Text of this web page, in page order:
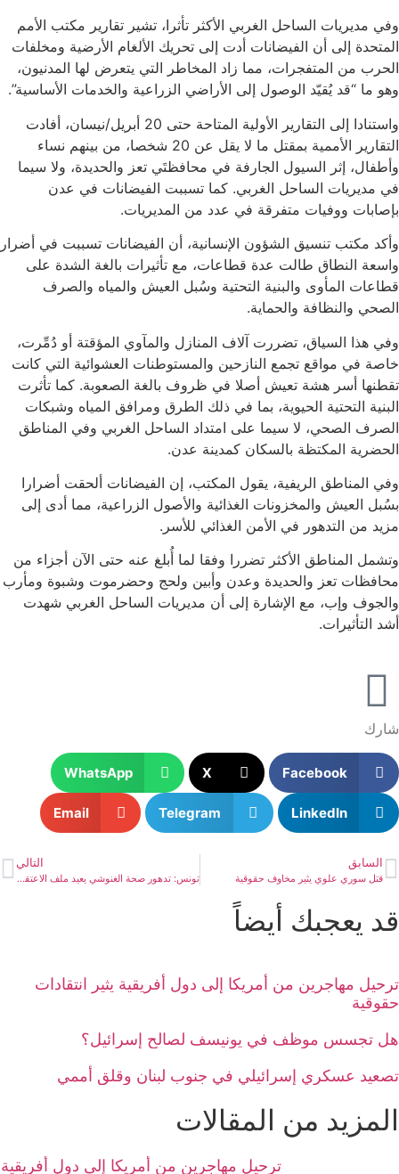
وفي مديريات الساحل الغربي الأكثر تأثرا، تشير تقارير مكتب الأمم
المتحدة إلى أن الفيضانات أدت إلى تحريك الألغام الأرضية ومخلفات
الحرب من المتفجرات، مما زاد المخاطر التي يتعرض لها المدنيون،
وهو ما “قد يُقيّد الوصول إلى الأراضي الزراعية والخدمات الأساسية”.
واستنادا إلى التقارير الأولية المتاحة حتى 20 أبريل/نيسان، أفادت
التقارير الأممية بمقتل ما لا يقل عن 20 شخصا، من بينهم نساء
وأطفال، إثر السيول الجارفة في محافظتَي تعز والحديدة، ولا سيما
في مديريات الساحل الغربي. كما تسببت الفيضانات في عدن
بإصابات ووفيات متفرقة في عدد من المديريات.
وأكد مكتب تنسيق الشؤون الإنسانية، أن الفيضانات تسببت في أضرار
واسعة النطاق طالت عدة قطاعات، مع تأثيرات بالغة الشدة على
قطاعات المأوى والبنية التحتية وسُبل العيش والمياه والصرف
الصحي والنظافة والحماية.
وفي هذا السياق، تضررت آلاف المنازل والمآوي المؤقتة أو دُمِّرت،
خاصة في مواقع تجمع النازحين والمستوطنات العشوائية التي كانت
تقطنها أسر هشة تعيش أصلا في ظروف بالغة الصعوبة. كما تأثرت
البنية التحتية الحيوية، بما في ذلك الطرق ومرافق المياه وشبكات
الصرف الصحي، لا سيما على امتداد الساحل الغربي وفي المناطق
الحضرية المكتظة بالسكان كمدينة عدن.
وفي المناطق الريفية، يقول المكتب، إن الفيضانات ألحقت أضرارا
بسُبل العيش والمخزونات الغذائية والأصول الزراعية، مما أدى إلى
مزيد من التدهور في الأمن الغذائي للأسر.
وتشمل المناطق الأكثر تضررا وفقا لما أُبلغ عنه حتى الآن أجزاء من
محافظات تعز والحديدة وعدن وأبين ولحج وحضرموت وشبوة ومأرب
والجوف وإب، مع الإشارة إلى أن مديريات الساحل الغربي شهدت
أشد التأثيرات.
شارك
Facebook
X
WhatsApp
LinkedIn
Telegram
Email
السابق
قتل سوري علوي يثير مخاوف حقوقية
التالي
تونس: تدهور صحة الغنوشي يعيد ملف الاعتقال للواجهة
قد يعجبك أيضاً
ترحيل مهاجرين من أمريكا إلى دول أفريقية يثير انتقادات
حقوقية
هل تجسس موظف في يونيسف لصالح إسرائيل؟
تصعيد عسكري إسرائيلي في جنوب لبنان وقلق أممي
المزيد من المقالات
ترحيل مهاجرين من أمريكا إلى دول أفريقية